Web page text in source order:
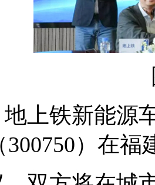
上铁新能源
300750）在